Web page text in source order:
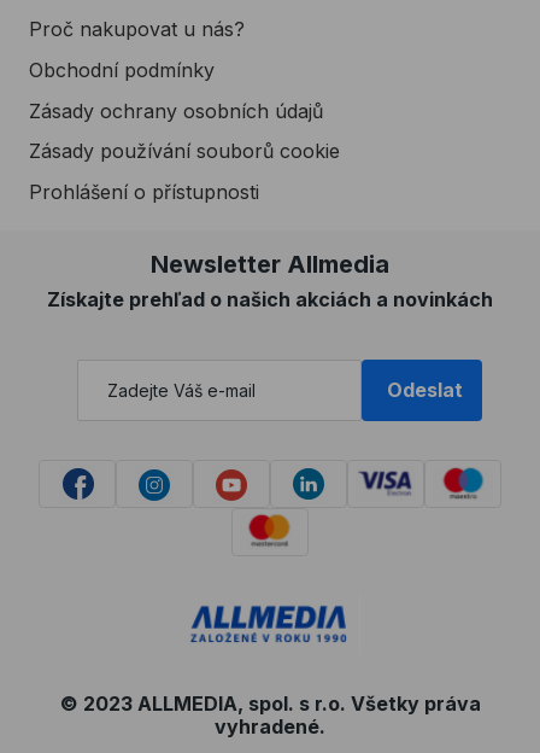
Proč nakupovat u nás?
Obchodní podmínky
Zásady ochrany osobních údajů
Zásady používání souborů cookie
Prohlášení o přístupnosti
Newsletter Allmedia
Získajte prehľad o našich akciách a novinkách
Odeslat
© 2023 ALLMEDIA, spol. s r.o. Všetky práva
vyhradené.